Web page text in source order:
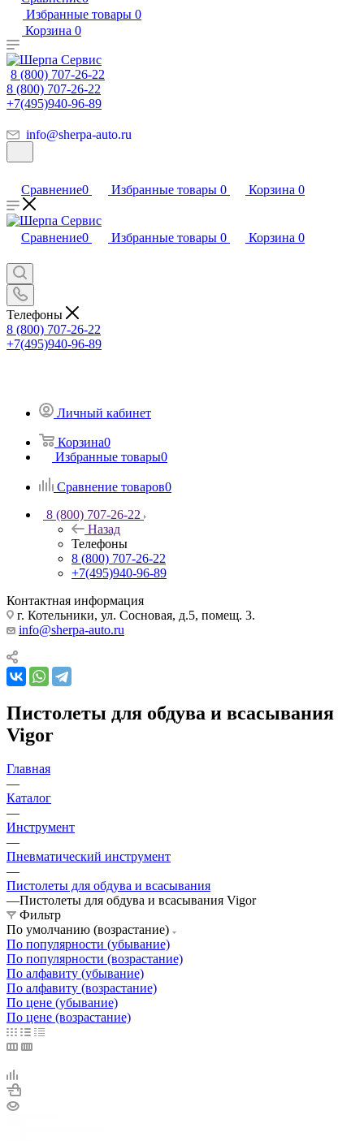
Избранные товары 0
Корзина 0
8 (800) 707-26-22
8 (800) 707-26-22
+7(495)940-96-89
info@sherpa-auto.ru
Сравнение0 Избранные товары 0 Корзина 0
Сравнение0 Избранные товары 0 Корзина 0
Телефоны
8 (800) 707-26-22
+7(495)940-96-89
Личный кабинет
Корзина0
Избранные товары0
Сравнение товаров0
8 (800) 707-26-22
Назад
Телефоны
8 (800) 707-26-22
+7(495)940-96-89
Контактная информация
г. Котельники, ул. Сосновая, д.5, помещ. 3.
info@sherpa-auto.ru
Пистолеты для обдува и всасывания
Vigor
Главная
—
Каталог
—
Инструмент
—
Пневматический инструмент
—
Пистолеты для обдува и всасывания
—Пистолеты для обдува и всасывания Vigor
Фильтр
По умолчанию (возрастание)
По популярности (убывание)
По популярности (возрастание)
По алфавиту (убывание)
По алфавиту (возрастание)
По цене (убывание)
По цене (возрастание)